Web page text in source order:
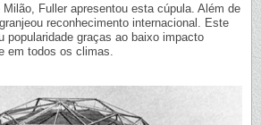
Fuller apresentou esta cúpula. Além de
granjeou reconhecimento internacional. Este
popularidade graças ao baixo impacto
em todos os climas.